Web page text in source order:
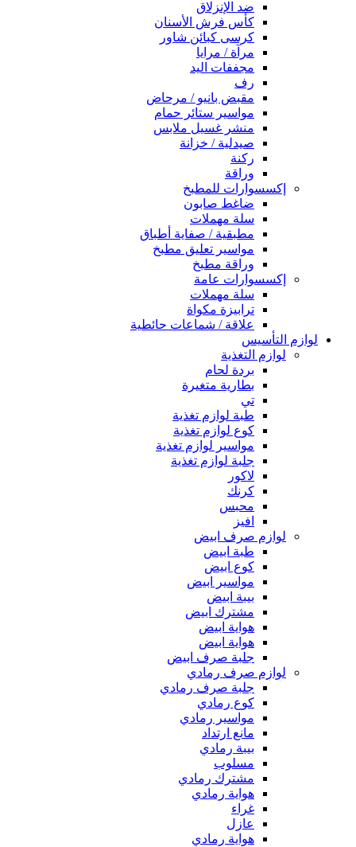
ضد الإنزلاق
كأس فرش الأسنان
كرسى كبائن شاور
مرآة / مرايا
مجففات اليد
رف
مقبض بانيو / مرحاض
مواسير ستائر حمام
منشر غسيل ملابس
صيدلية / خزانة
ركنة
وراقة
إكسسوارات للمطبخ
ضاغط صابون
سلة مهملات
مطبقية / صفاية أطباق
مواسير تعليق مطبخ
وراقة مطبخ
إكسسوارات عامة
سلة مهملات
ترابيزة مكواة
علاقة / شماعات حائطية
لوازم التأسيس
لوازم التغذية
بردة لحام
بطارية متغيرة
تي
طبة لوازم تغذية
كوع لوازم تغذية
مواسير لوازم تغذية
جلبة لوازم تغذية
لاكور
كرنك
محبس
افيز
لوازم صرف ابيض
طبة ابيض
كوع ابيض
مواسير ابيض
بيبة ابيض
مشترك ابيض
هواية ابيض
هواية ابيض
جلبة صرف ابيض
لوازم صرف رمادي
جلبة صرف رمادي
كوع رمادي
مواسير رمادي
مانع ارتداد
بيبة رمادي
مسلوب
مشترك رمادي
هواية رمادي
غراء
عازل
هواية رمادي